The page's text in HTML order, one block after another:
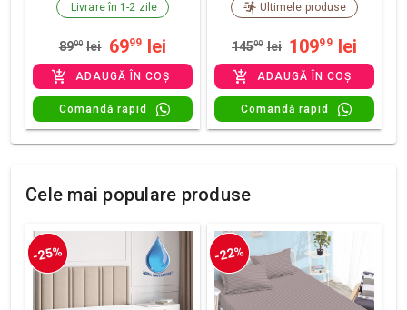
Livrare în 1-2 zile
8900 lei 6999 lei
ADAUGĂ ÎN COȘ
Comandă rapid
Ultimele produse
14500 lei 10999 lei
ADAUGĂ ÎN COȘ
Comandă rapid
Cele mai populare produse
-25% -22%